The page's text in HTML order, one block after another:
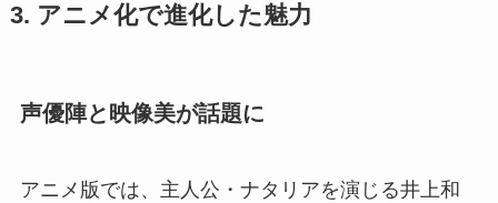
3. アニメ化で進化した魅力
声優陣と映像美が話題に
アニメ版では、主人公・ナタリアを演じる井上和